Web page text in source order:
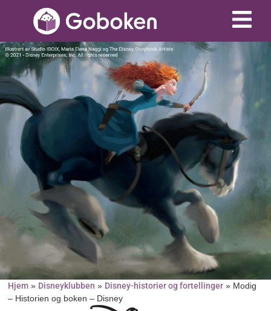
Hjem » Disneyklubben » Disney-historier og fortellinger » Modig
– Historien og boken – Disney